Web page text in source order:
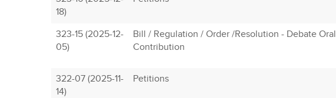
18)
323-15 (2025-12-
05)
Bill / Regulation / Order /Resolution - Debate Oral
Contribution
322-07 (2025-11-
14)
Petitions